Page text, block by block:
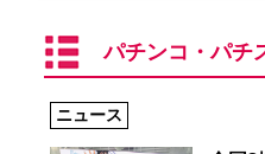
パチンコ・パチ
ニュース